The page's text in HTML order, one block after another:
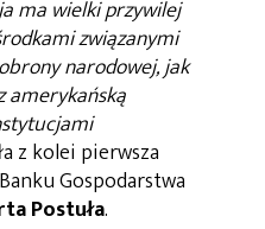
ma wielki przywilej
związanymi
narodowej, jak
amerykańską
z kolei pierwsza
Gospodarstwa
Postuła.